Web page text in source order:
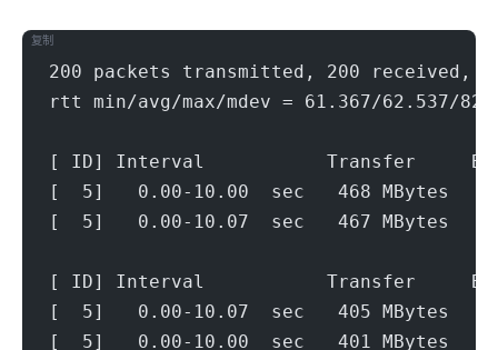
200 packets transmitted, 200 received,
rtt min/avg/max/mdev = 61.367/62.537/
[ ID] Interval           Transfer
[  5]   0.00-10.00  sec   468 MBytes
[  5]   0.00-10.07  sec   467
[ ID] Interval           Transfer
[  5]   0.00-10.07  sec   405 MBytes
[  5]   0.00-10.00  sec   401
复制